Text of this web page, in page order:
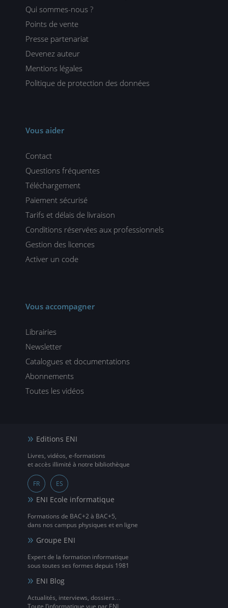
Qui sommes-nous ?
Points de vente
Presse partenariat
Devenez auteur
Mentions légales
Politique de protection des données
Vous aider
Contact
Questions fréquentes
Téléchargement
Paiement sécurisé
Tarifs et délais de livraison
Conditions réservées aux professionnels
Gestion des licences
Activer un code
Vous accompagner
Librairies
Newsletter
Catalogues et documentations
Abonnements
Toutes les vidéos
Editions ENI
Livres, vidéos, e-formations
et accès illimité à notre bibliothèque
FR ES
ENI Ecole informatique
Formations de BAC+2 à BAC+5,
dans nos campus physiques et en ligne
Groupe ENI
Expert de la formation informatique
sous toutes ses formes depuis 1981
ENI Blog
Actualités, interviews, dossiers…
Toute l’informatique vue par ENI